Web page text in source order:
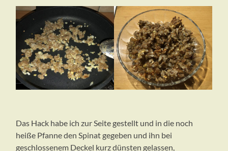
Das Hack habe ich zur Seite gestellt und in die noch
heiße Pfanne den Spinat gegeben und ihn bei
geschlossenem Deckel kurz dünsten gelassen,